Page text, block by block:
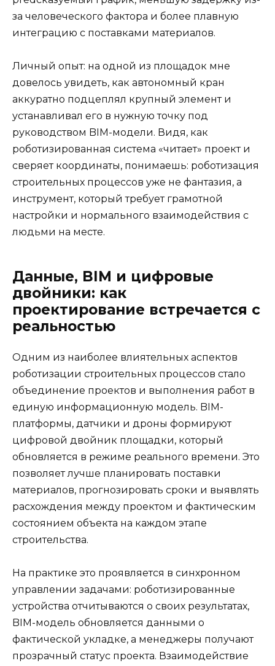
за человеческого фактора и более плавную
интеграцию с поставками материалов.
Личный опыт: на одной из площадок мне
довелось увидеть, как автономный кран
аккуратно подцеплял крупный элемент и
устанавливал его в нужную точку под
руководством BIM-модели. Видя, как
роботизированная система «читает» проект и
сверяет координаты, понимаешь: роботизация
строительных процессов уже не фантазия, а
инструмент, который требует грамотной
настройки и нормального взаимодействия с
людьми на месте.
Данные, BIM и цифровые
двойники: как
проектирование встречается с
реальностью
Одним из наиболее влиятельных аспектов
роботизации строительных процессов стало
объединение проектов и выполнения работ в
единую информационную модель. BIM-
платформы, датчики и дроны формируют
цифровой двойник площадки, который
обновляется в режиме реального времени. Это
позволяет лучше планировать поставки
материалов, прогнозировать сроки и выявлять
расхождения между проектом и фактическим
состоянием объекта на каждом этапе
строительства.
На практике это проявляется в синхронном
управлении задачами: роботизированные
устройства отчитываются о своих результатах,
BIM-модель обновляется данными о
фактической укладке, а менеджеры получают
прозрачный статус проекта. Взаимодействие